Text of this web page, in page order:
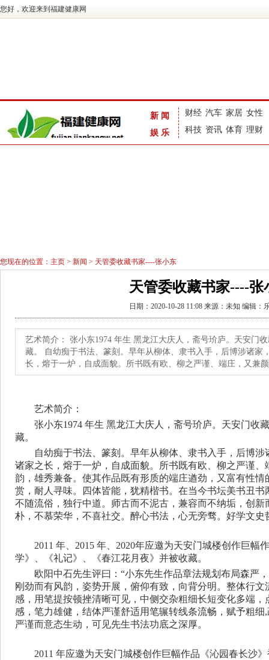
您好，欢迎来到福建健康网
新闻
娱乐
财经 汽车 家居 女性
科技 资讯 体育 理财
您现在的位置： 主页 > 新闻 > 天管委收藏书家----张小东
天管委收藏书家----张
日期：2020-10-28 11:08 来源：未知 编辑：
艺术简介： 张小东1974 年生 黑龙江大庆人，斋号玠庐。天安门
藏。 自幼痴于书法、篆刻。早年从柳体、隶书入手，后博涉诸家
长，熔于一炉，自成面貌。所书既有欧、柳之严谨、端庄，又兼
艺术简介：
张小东1974 年生 黑龙江大庆人，斋号玠庐。天安门收
藏。
自幼痴于书法、篆刻。早年从柳体、隶书入手，后博涉
诸家之长，熔于一炉，自成面貌。所书既有欧、柳之严谨
韵，雄秀兼备。使其作品既有形质的端庄遒劲，又富有性
赏，耐人寻味。四体皆能，犹精楷书。在当今书坛美书丑
不随流俗，独行中道。师古而不泥古，兼容而不纳垢，创
朴，不慕荣华，不喜社交。醉心书法，心无旁骛。好学文史
2011 年、 2015 年、2020年应邀为天安门城楼创作巨幅
学》、《礼记》、《春江花月夜》并被收藏。
欧阳中石先生评曰： “小东先生作品章法规划布局森严
刚劲而有风韵，姿势开展，俯仰有致，向背分明。整体行
感，用笔提按顿挫清晰可见，中侧交杂粗细长短变化多端
感，笔力雄健，结体严谨舒适用笔辗转线条流畅，赋予粗细
严谨而意态生动，可见先生书法功底之深厚。
2011 年应邀为天安门城楼创作巨幅作品《沁园春长沙